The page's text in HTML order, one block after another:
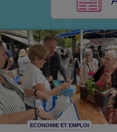
ECONOMIE ET EMPLOI